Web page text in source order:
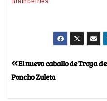
El nuevo caballo de Troya de
Poncho Zuleta